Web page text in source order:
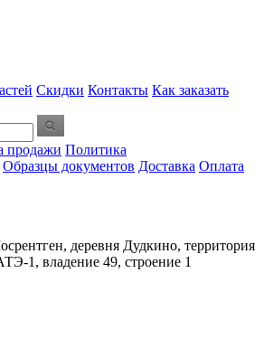
Скидки Контакты Как заказать
продажи Политика
Образцы документов Доставка Оплата
деревня Дудкино, территория
1, владение 49, строение 1